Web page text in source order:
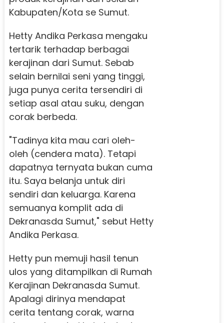
Kabupaten/Kota se Sumut.
Hetty Andika Perkasa mengaku
tertarik terhadap berbagai
kerajinan dari Sumut. Sebab
selain bernilai seni yang tinggi,
juga punya cerita tersendiri di
setiap asal atau suku, dengan
corak berbeda.
"Tadinya kita mau cari oleh-
oleh (cendera mata). Tetapi
dapatnya ternyata bukan cuma
itu. Saya belanja untuk diri
sendiri dan keluarga. Karena
semuanya komplit ada di
Dekranasda Sumut," sebut Hetty
Andika Perkasa.
Hetty pun memuji hasil tenun
ulos yang ditampilkan di Rumah
Kerajinan Dekranasda Sumut.
Apalagi dirinya mendapat
cerita tentang corak, warna